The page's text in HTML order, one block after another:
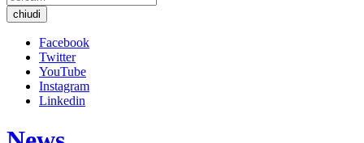
chiudi
Facebook
Twitter
YouTube
Instagram
Linkedin